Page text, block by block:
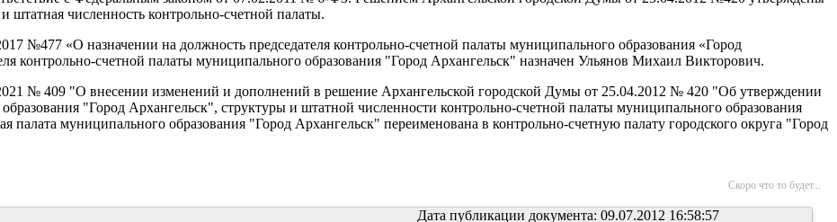
штатная численность контрольно-счетной палаты.
«О назначении на должность председателя контрольно-счетной палаты муниципального образования «Город
контрольно-счетной палаты муниципального образования "Город Архангельск" назначен Ульянов Михаил Викторович.
№ 409 "О внесении изменений и дополнений в решение Архангельской городской Думы от 25.04.2012 № 420 "Об утверждении
"Город Архангельск", структуры и штатной численности контрольно-счетной палаты муниципального образования
палата муниципального образования "Город Архангельск" переименована в контрольно-счетную палату городского округа "Город
Скоро что то будет...
Дата публикации документа: 09.07.2012 16:58:57